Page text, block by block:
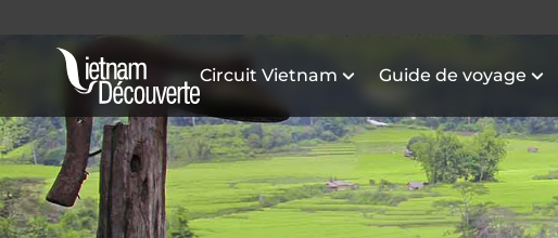
Circuit Vietnam Guide de voyage